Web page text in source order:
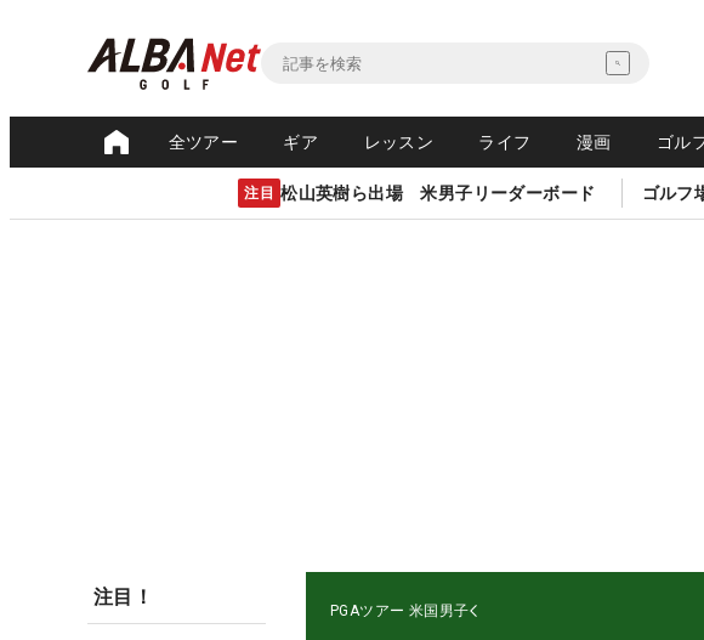
全ツアー ギア レッスン ライフ 漫画 ゴル
注目 松山英樹ら出場 米男子リーダーボード ゴルフ
注目！
PGAツアー 米国男子